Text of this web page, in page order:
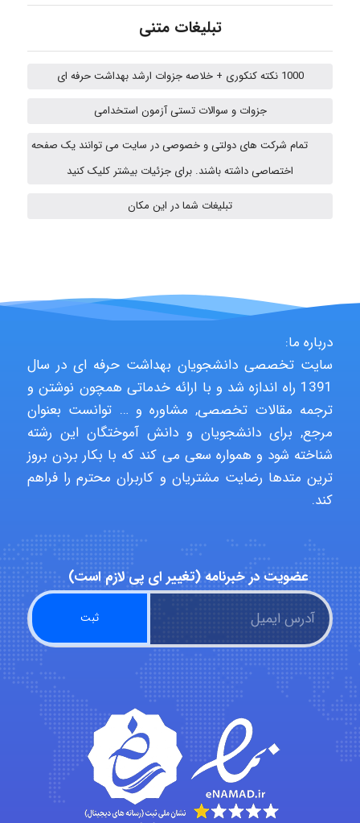
aghajari vahid
HaddadiMahsa
USER124
malekf
abolfazlkoshehe
abolfazlkoshehe
A.balandeh
fatima
Jafar Tym
aghajari vahid
تبلیغات متنی
1000 نکته کنکوری + خلاصه جزوات ارشد بهداشت حرفه ای
جزوات و سوالات تستی آزمون استخدامی
تمام شرکت های دولتی و خصوصی در سایت می توانند یک صفحه
اختصاصی داشته باشند. برای جزئیات بیشتر کلیک کنید
تبلیغات شما در این مکان
درباره ما:
سایت تخصصی دانشجویان بهداشت حرفه ای در سال
1391 راه اندازه شد و با ارائه خدماتی همچون نوشتن و
ترجمه مقالات تخصصی, مشاوره و … توانست بعنوان
مرجع, برای دانشجویان و دانش آموختگان این رشته
شناخته شود و همواره سعی می کند که با بکار بردن بروز
ترین متدها رضایت مشتریان و کاربران محترم را فراهم
کند.
عضویت در خبرنامه (تغییر ای پی لازم است)